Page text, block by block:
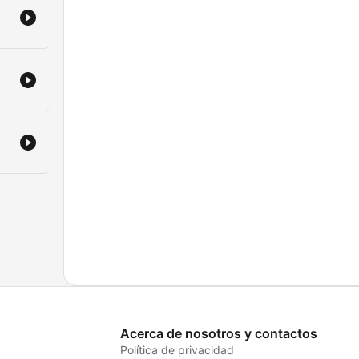
Acerca de nosotros y contactos
Política de privacidad